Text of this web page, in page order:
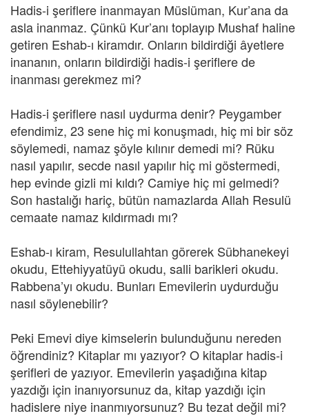
Hadis-i şeriflere inanmayan Müslüman, Kur’ana da
asla inanmaz. Çünkü Kur’anı toplayıp Mushaf haline
getiren Eshab-ı kiramdır. Onların bildirdiği âyetlere
inananın, onların bildirdiği hadis-i şeriflere de
inanması gerekmez mi?
Hadis-i şeriflere nasıl uydurma denir? Peygamber
efendimiz, 23 sene hiç mi konuşmadı, hiç mi bir söz
söylemedi, namaz şöyle kılınır demedi mi? Rüku
nasıl yapılır, secde nasıl yapılır hiç mi göstermedi,
hep evinde gizli mi kıldı? Camiye hiç mi gelmedi?
Son hastalığı hariç, bütün namazlarda Allah Resulü
cemaate namaz kıldırmadı mı?
Eshab-ı kiram, Resulullahtan görerek Sübhanekeyi
okudu, Ettehiyyatüyü okudu, salli barikleri okudu.
Rabbena’yı okudu. Bunları Emevilerin uydurduğu
nasıl söylenebilir?
Peki Emevi diye kimselerin bulunduğunu nereden
öğrendiniz? Kitaplar mı yazıyor? O kitaplar hadis-i
şerifleri de yazıyor. Emevilerin yaşadığına kitap
yazdığı için inanıyorsunuz da, kitap yazdığı için
hadislere niye inanmıyorsunuz? Bu tezat değil mi?